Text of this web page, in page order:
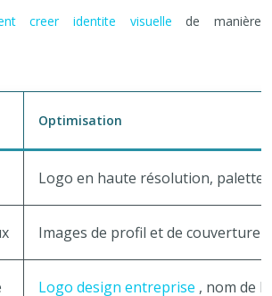
creer identite visuelle de manière
Optimisation
Logo en haute résolution, palette
Images de profil et de couverture
Logo design entreprise , nom de